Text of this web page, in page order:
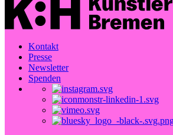
Kontakt
Presse
Newsletter
Spenden